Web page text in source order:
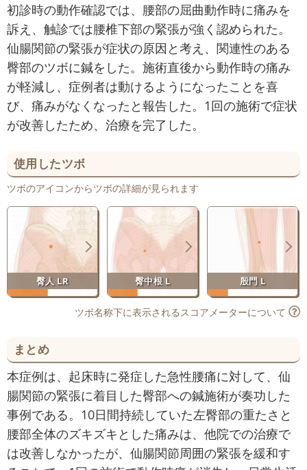
初診時の動作確認では、腰部の屈曲動作時に痛みを
訴え、触診では腰椎下部の緊張が強く認められた。
仙腸関節の緊張が症状の原因と考え、関連性のある
臀部のツボに鍼をした。施術直後から動作時の痛み
が軽減し、症例者は動けるようになったことを喜
び、痛みがなくなったと報告した。1回の施術で症状
が改善したため、治療を完了した。
使用したツボ
ツボのアイコンからツボの詳細が見られます
臀人 LR 臀中根 L 殷門 L
ツボ名称下に表示されるスコアメーターについて
まとめ
本症例は、起床時に発症した急性腰痛に対して、仙
腸関節の緊張に着目した臀部への鍼施術が奏功した
事例である。10日間持続していた左臀部の重たさと
腰部全体のズキズキとした痛みは、他院での治療で
は改善しなかったが、仙腸関節周囲の緊張を緩和す